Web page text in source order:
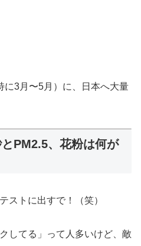
に3月〜5月）に、日本へ大量
とPM2.5、花粉は何が
ストに出すで！（笑）
してる」って人多いけど、敵